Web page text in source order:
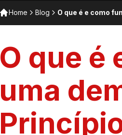
Home Blog O que é e como
O que é
uma